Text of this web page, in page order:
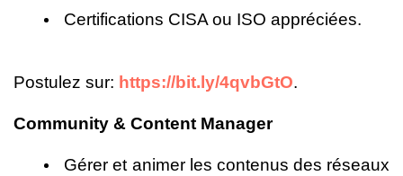
Certifications CISA ou ISO appréciées.
Postulez sur: https://bit.ly/4qvbGtO.
Community & Content Manager
Gérer et animer les contenus des réseaux